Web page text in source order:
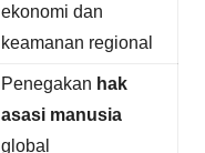
ekonomi dan
keamanan regional
Penegakan hak
asasi manusia
global